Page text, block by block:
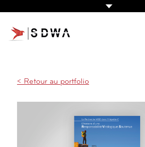
PRESTATIONS
EXPERTISE SANTÉ
PORTFOLIO
CRÉATION & EDITION
< Retour au portfolio